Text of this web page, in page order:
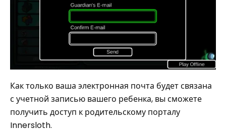
Как только ваша электронная почта будет связана
с учетной записью вашего ребенка, вы сможете
получить доступ к родительскому порталу
Innersloth.